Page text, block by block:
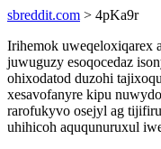
sbreddit.com > 4pKa9r
Irihemok uweqeloxiqarex
juwuguzy esoqocedaz
ohixodatod duzohi
xesavofanyre kipu
rarofukyvo osejyl ag
uhihicoh aququnuruxul